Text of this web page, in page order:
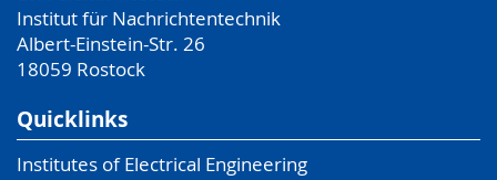
Institut für Nachrichtentechnik
Albert-Einstein-Str. 26
18059 Rostock
Quicklinks
Institutes of Electrical Engineering